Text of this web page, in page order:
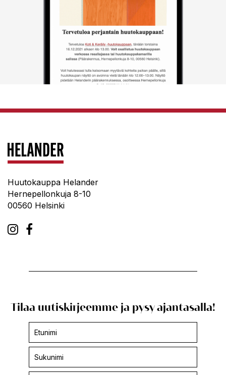
Huutokauppa Helander
Hernepellonkuja 8-10
00560 Helsinki
Tilaa uutiskirjeemme ja pysy ajantasalla!
Uutiskirjeen
tilaus
footer